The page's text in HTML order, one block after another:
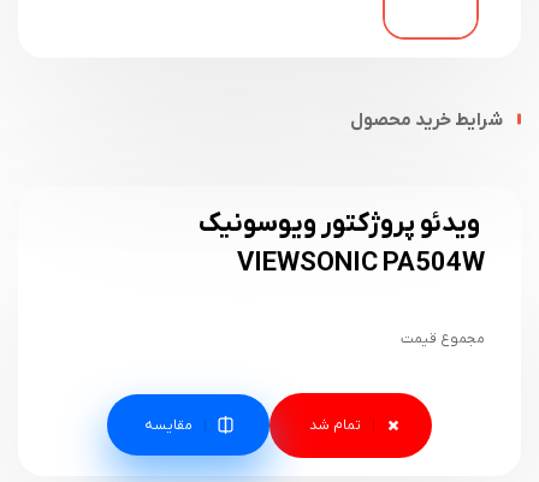
شرایط خرید محصول
ویدئو پروژکتور ویوسونیک
VIEWSONIC PA504W
مجموع قیمت
مقایسه